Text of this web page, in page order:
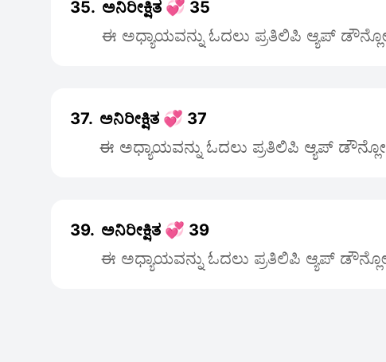
35. ಅನಿರೀಕ್ಷಿತ 💞 35
ಈ ಅಧ್ಯಾಯವನ್ನು ಓದಲು ಪ್ರತಿಲಿಪಿ ಆ್ಯಪ್
37. ಅನಿರೀಕ್ಷಿತ 💞 37
ಈ ಅಧ್ಯಾಯವನ್ನು ಓದಲು ಪ್ರತಿಲಿಪಿ ಆ್ಯಪ್
39. ಅನಿರೀಕ್ಷಿತ 💞 39
ಈ ಅಧ್ಯಾಯವನ್ನು ಓದಲು ಪ್ರತಿಲಿಪಿ ಆ್ಯಪ್